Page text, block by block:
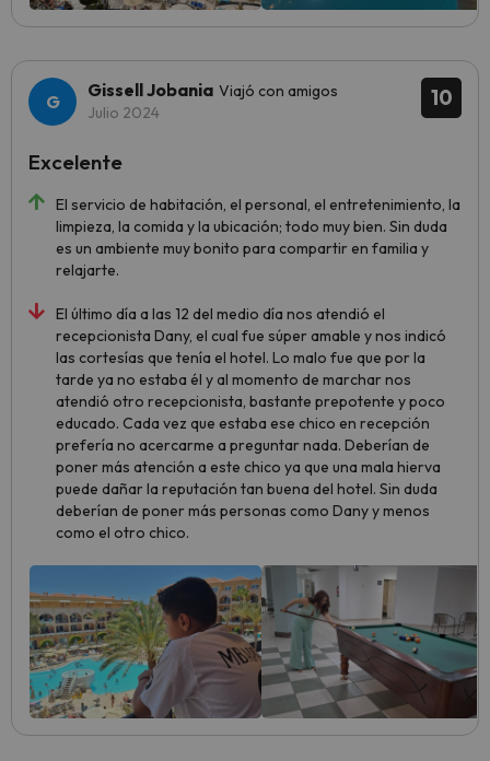
10
Gissell Jobania Viajó con amigos
Julio 2024
El servicio de habitación, el personal, el entretenimiento, la
limpieza, la comida y la ubicación; todo muy bien. Sin duda
es un ambiente muy bonito para compartir en familia y
relajarte.
El último día a las 12 del medio día nos atendió el
recepcionista Dany, el cual fue súper amable y nos indicó
las cortesías que tenía el hotel. Lo malo fue que por la
tarde ya no estaba él y al momento de marchar nos
atendió otro recepcionista, bastante prepotente y poco
educado. Cada vez que estaba ese chico en recepción
prefería no acercarme a preguntar nada. Deberían de
poner más atención a este chico ya que una mala hierva
puede dañar la reputación tan buena del hotel. Sin duda
deberían de poner más personas como Dany y menos
como el otro chico.
Excelente